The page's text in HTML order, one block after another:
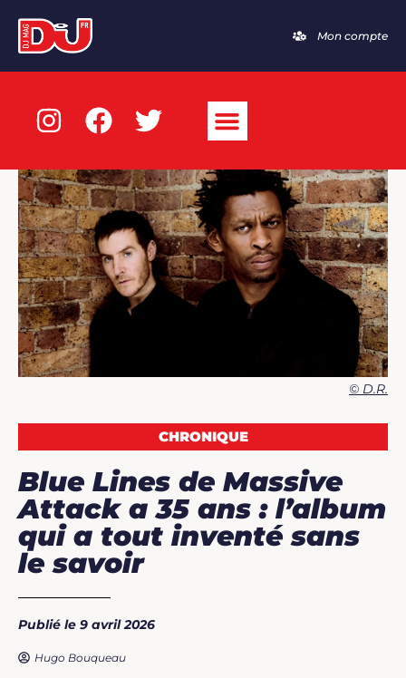
Mon compte
© D.R.
CHRONIQUE
Blue Lines de Massive
Attack a 35 ans : l’album
qui a tout inventé sans
le savoir
Publié le 9 avril 2026
Hugo Bouqueau